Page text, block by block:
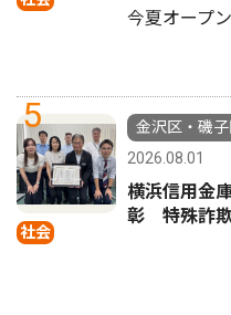
今夏オープ
5
社会
金沢区・磯
2026.08.01
横浜信用金
彰 特殊詐